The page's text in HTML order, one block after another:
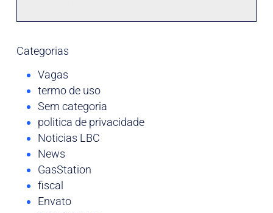
Categorias
Vagas
termo de uso
Sem categoria
politica de privacidade
Noticias LBC
News
GasStation
fiscal
Envato